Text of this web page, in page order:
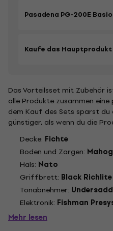
Pasadena PG-200E
Kaufe das Hauptprodukt
Das Vorteilsset mit Zubehör
alle Produkte zusammen
dem Kauf des Sets sparst
günstiger, als wenn du die
Hauptbild des Sets ist
Decke: Fichte
Boden und Zargen:
Hals: Nato
Griffbrett: Black Richlite
Tonabnehmer:
Elektronik: Fishman
Mehr lesen